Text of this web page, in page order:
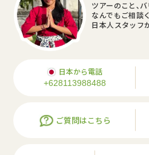
ツアーのこと､
なんでもご相談
日本人スタッフ
日本から電話
+628113988488
ご質問はこちら